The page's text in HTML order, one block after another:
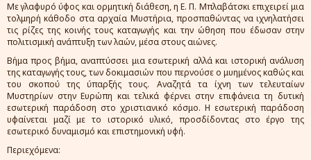
Με γλαφυρό ύφος και ορμητική διάθεση, η Ε. Π. Μπλαβάτσκι επιχειρεί μια
τολμηρή κάθοδο στα αρχαία Μυστήρια, προσπαθώντας να ιχνηλατήσει
τις ρίζες της κοινής τους καταγωγής και την ώθηση που έδωσαν στην
πολιτισμική ανάπτυξη των λαών, μέσα στους αιώνες.
Βήμα προς βήμα, αναπτύσσει μια εσωτερική αλλά και ιστορική ανάλυση
της καταγωγής τους, των δοκιμασιών που περνούσε ο μυημένος καθώς και
του σκοπού της ύπαρξής τους. Αναζητά τα ίχνη των τελευταίων
Μυστηρίων στην Ευρώπη και τελικά φέρνει στην επιφάνεια τη δυτική
εσωτερική παράδοση στο χριστιανικό κόσμο. Η εσωτερική παράδοση
υφαίνεται μαζί με το ιστορικό υλικό, προσδίδοντας στο έργο της
εσωτερικό δυναμισμό και επιστημονική υφή.
Περιεχόμενα: